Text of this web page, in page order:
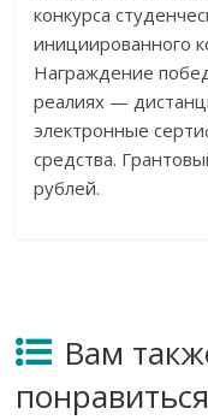
конкурса
инициированного
Награждение
реалиях —
электронные
средства.
рублей.
Вам
понравиться